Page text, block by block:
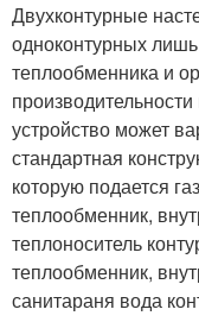
Двухконтурные
одноконтурных
теплообменника и
устройство может
стандартная
которую подается
теплообменник,
теплоноситель
теплообменник,
санитараня вода